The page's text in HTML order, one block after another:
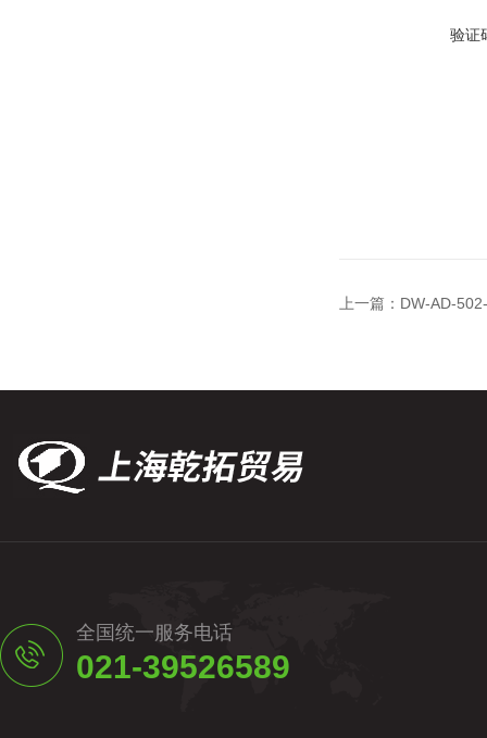
验证
上一篇： DW-AD-
全国统一服务电话
021-39526589